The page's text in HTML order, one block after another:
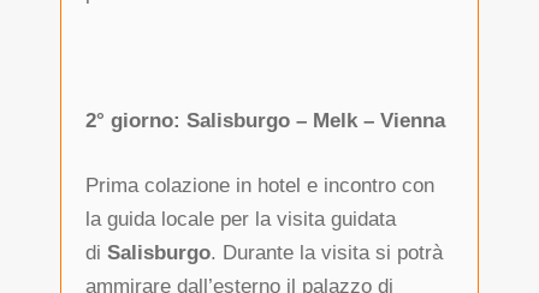
2° giorno: Salisburgo – Melk – Vienna
Prima colazione in hotel e incontro con
la guida locale per la visita guidata
di Salisburgo. Durante la visita si potrà
ammirare dall’esterno il palazzo di